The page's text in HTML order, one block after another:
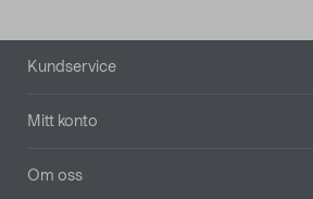
Sidfot
Kundservice
Mitt konto
Om oss